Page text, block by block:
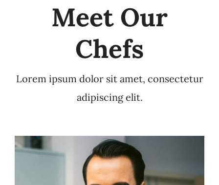
Meet Our
Chefs
Lorem ipsum dolor sit amet, consectetur
adipiscing elit.